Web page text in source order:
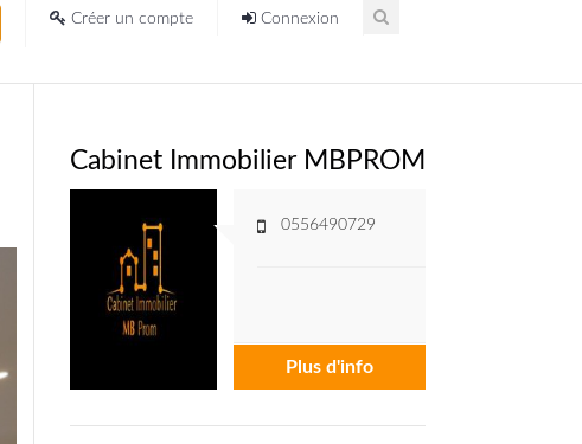
Créer un compte Connexion
Cabinet Immobilier MBPROM
0556490729
Plus d'info